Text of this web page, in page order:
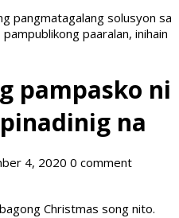
pangmatagalang solusyon sa
paaralan, inihain
pampasko ni
na
4, 2020 0 comment
Christmas song nito.